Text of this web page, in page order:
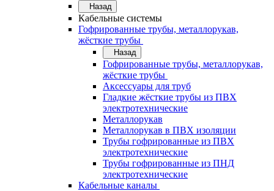
Назад
Кабельные системы
Гофрированные трубы, металлорукав,
жёсткие трубы
Назад
Гофрированные трубы, металлорукав,
жёсткие трубы
Аксессуары для труб
Гладкие жёсткие трубы из ПВХ
электротехнические
Металлорукав
Металлорукав в ПВХ изоляции
Трубы гофрированные из ПВХ
электротехнические
Трубы гофрированные из ПНД
электротехнические
Кабельные каналы